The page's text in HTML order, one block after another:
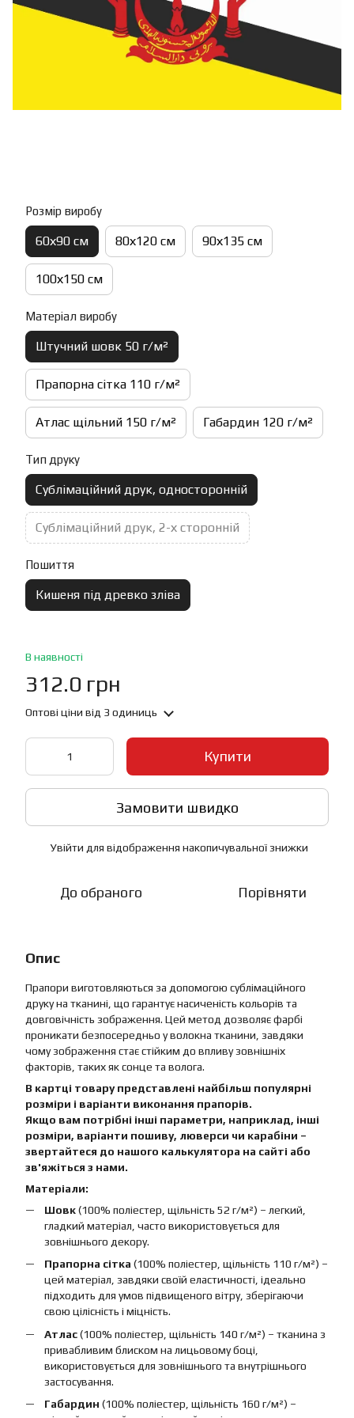
Розмір виробу
60х90 см 80х120 см 90х135 см
100х150 см
Матеріал виробу
Штучний шовк 50 г/м²
Прапорна сітка 110 г/м²
Атлас щільний 150 г/м² Габардин 120 г/м²
Тип друку
Сублімаційний друк, односторонній
Сублімаційний друк, 2-х сторонній
Пошиття
Кишеня під древко зліва
В наявності
312.0 грн
Оптові ціни від 3 одиниць
Купити
Замовити швидко
Увійти для відображення накопичувальної знижки
До обраного Порівняти
Опис
Прапори виготовляються за допомогою сублімаційного
друку на тканині, що гарантує насиченість кольорів та
довговічність зображення. Цей метод дозволяє фарбі
проникати безпосередньо у волокна тканини, завдяки
чому зображення стає стійким до впливу зовнішніх
факторів, таких як сонце та волога.
В картці товару представлені найбільш популярні
розміри і варіанти виконання прапорів.
Якщо вам потрібні інші параметри, наприклад, інші
розміри, варіанти пошиву, люверси чи карабіни –
звертайтеся до нашого калькулятора на сайті або
зв'яжіться з нами.
Матеріали:
Шовк(100% поліестер, щільність 52 г/м²) – легкий,
гладкий матеріал, часто використовується для
зовнішнього декору.
Прапорна сітка (100% поліестер, щільність 110 г/м²) –
цей матеріал, завдяки своїй еластичності, ідеально
підходить для умов підвищеного вітру, зберігаючи
свою цілісність і міцність.
Атлас(100% поліестер, щільність 140 г/м²) – тканина з
привабливим блиском на лицьовому боці,
використовується для зовнішнього та внутрішнього
застосування.
Габардин (100% поліестер, щільність 160 г/м²) –